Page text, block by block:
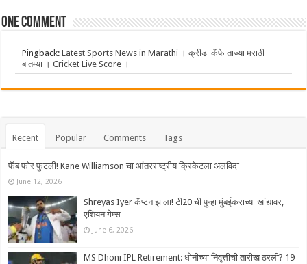
One comment
Pingback:Latest Sports News in Marathi । क्रीडा कॅफे ताज्या मराठी
बातम्या । Cricket Live Score ।
Recent Popular Comments Tags
फॅब फोर फुटली! Kane Williamson चा आंतरराष्ट्रीय क्रिकेटला अलविदा
June 12, 2026
Shreyas Iyer कॅप्टन झाला! टी20 ची पुन्हा मुंबईकराच्या खांद्यावर,
एशियन गेम्स…
June 6, 2026
MS Dhoni IPL Retirement: धोनीच्या निवृत्तीची तारीख ठरली? 19